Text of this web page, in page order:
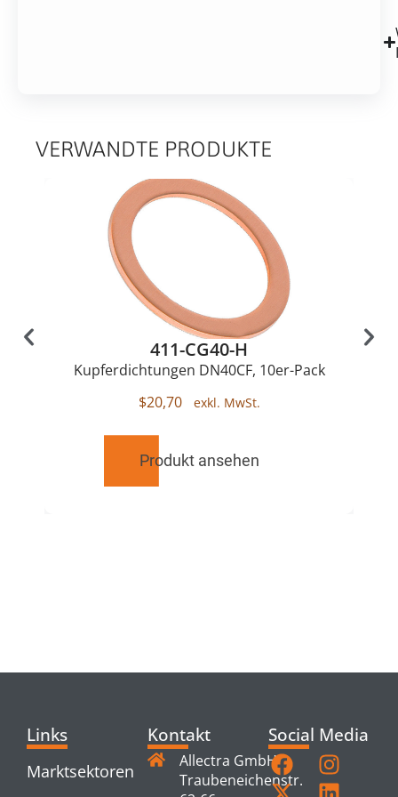
VERWANDTE PRODUKTE
411-CG40-H
Kupferdichtungen DN40CF, 10er-Pack
$20,70
Produkt ansehen
Links
Marktsektoren
Kontakt
Allectra GmbH
Traubeneichenstr.
Social Media